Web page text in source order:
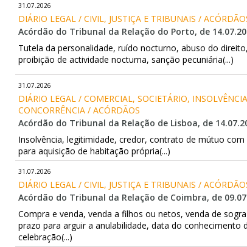
31.07.2026
DIÁRIO LEGAL / CIVIL, JUSTIÇA E TRIBUNAIS /
Acórdão do Tribunal da Relação do Porto, de
Tutela da personalidade, ruído nocturno, abuso do direito,
proibição de actividade nocturna, sanção pecuniária(...)
31.07.2026
DIÁRIO LEGAL / COMERCIAL, SOCIETÁRIO,
CONCORRÊNCIA / ACÓRDÃOS
Acórdão do Tribunal da Relação de Lisboa, de
Insolvência, legitimidade, credor, contrato de mútuo com
para aquisição de habitação própria(...)
31.07.2026
DIÁRIO LEGAL / CIVIL, JUSTIÇA E TRIBUNAIS /
Acórdão do Tribunal da Relação de Coimbra, de
Compra e venda, venda a filhos ou netos, venda de
prazo para arguir a anulabilidade, data do conhecimento
celebração(...)